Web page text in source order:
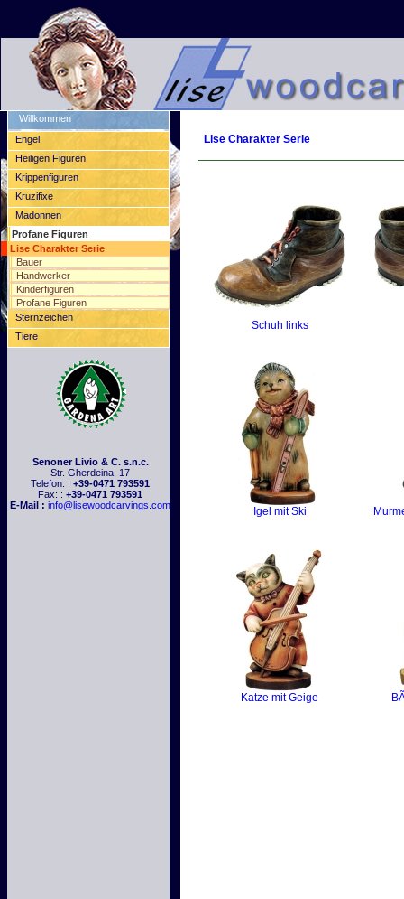
Willkommen
Engel
Heiligen Figuren
Krippenfiguren
Kruzifixe
Madonnen
Profane Figuren
Lise Charakter Serie
Bauer
Handwerker
Kinderfiguren
Profane Figuren
Sternzeichen
Tiere
Senoner Livio & C. s.n.c.
Str. Gherdeina, 17
Telefon: : +39-0471 793591
Fax: : +39-0471 793591
E-Mail : info@lisewoodcarvings.com
Lise Charakter Serie
Schuh links
Igel mit Ski
Katze mit Geige